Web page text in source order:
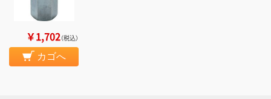
￥1,702（税込）
カゴへ